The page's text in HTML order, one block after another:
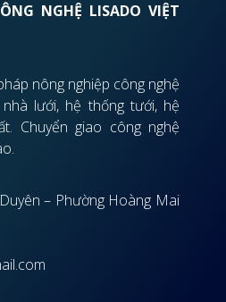
NGHỆ LISADO VIỆT
nông nghiệp công nghệ
lưới, hệ thống tưới, hệ
Chuyển giao công nghệ
– Phường Hoàng Mai